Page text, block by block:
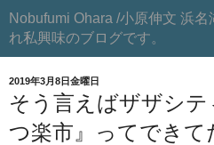
Nobufumi Ohara /小原伸文 浜
れ私興味のブログです。
2019年3月8日金曜日
そう言えばザザシテ
つ楽市』ってできて